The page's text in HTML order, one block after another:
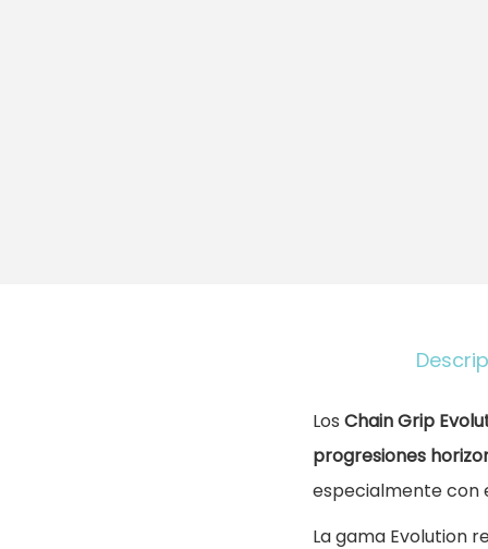
Los Chain Grip
progresiones
especialmente con
La gama Evolution